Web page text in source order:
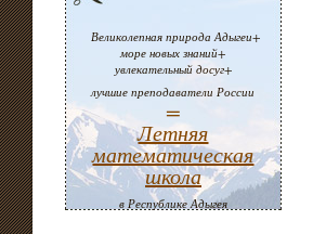
Великолепная природа Адыгеи+
море новых знаний+
увлекательный досуг+
лучшие преподаватели России
=
Летняя
математическая
школа
в Республике Адыгея